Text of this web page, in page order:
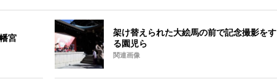
宮
架け替えられた大絵馬の前で記念撮影をす
る園児ら
関連画像